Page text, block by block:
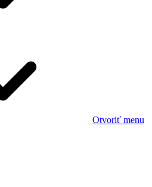
Otvoriť menu